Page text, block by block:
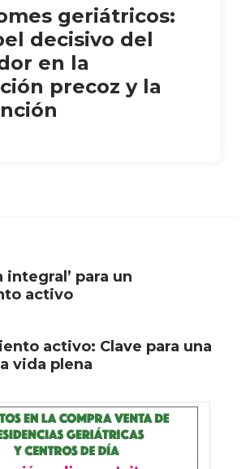
geriátricos:
decisivo del
en la
precoz y la
integral’ para un
activo
activo: Clave para una
vida plena